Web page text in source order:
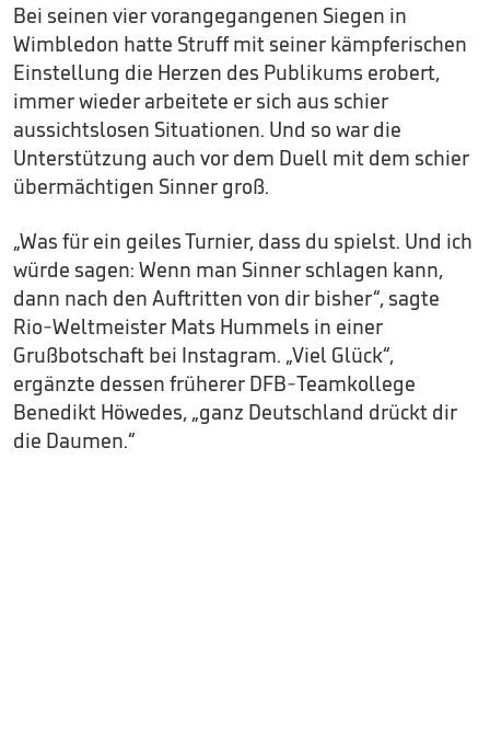
Bei seinen vier vorangegangenen Siegen in
Wimbledon hatte Struff mit seiner kämpferischen
Einstellung die Herzen des Publikums erobert,
immer wieder arbeitete er sich aus schier
aussichtslosen Situationen. Und so war die
Unterstützung auch vor dem Duell mit dem schier
übermächtigen Sinner groß.
„Was für ein geiles Turnier, dass du spielst. Und ich
würde sagen: Wenn man Sinner schlagen kann,
dann nach den Auftritten von dir bisher“, sagte
Rio-Weltmeister Mats Hummels in einer
Grußbotschaft bei Instagram. „Viel Glück“,
ergänzte dessen früherer DFB-Teamkollege
Benedikt Höwedes, „ganz Deutschland drückt dir
die Daumen.“